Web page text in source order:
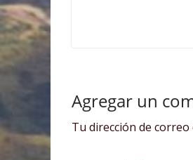
Agregar un
Tu dirección de